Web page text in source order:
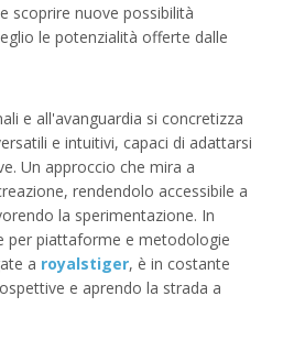
scoprire nuove possibilità
le potenzialità offerte dalle
e all'avanguardia si concretizza
e intuitivi, capaci di adattarsi
Un approccio che mira a
rendendolo accessibile a
la sperimentazione. In
per piattaforme e metodologie
a royalstiger, è in costante
e aprendo la strada a